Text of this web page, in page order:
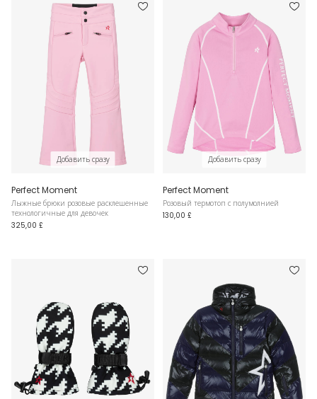
Добавить сразу
Perfect Moment
Лыжные брюки розовые расклешенные
технологичные для девочек
325,00 £
Добавить сразу
Perfect Moment
Розовый термотоп с полумолнией
130,00 £